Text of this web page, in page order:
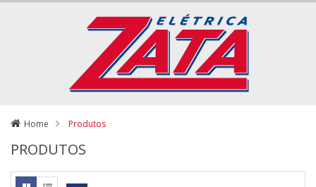
Home Produtos
PRODUTOS